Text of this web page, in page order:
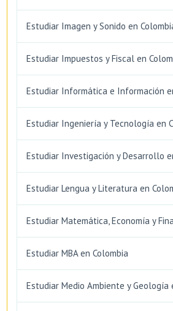
Estudiar Imagen y Sonido en
Estudiar Impuestos y Fiscal en
Estudiar Informática e Información
Estudiar Ingeniería y Tecnología en
Estudiar Investigación y Desarrollo
Estudiar Lengua y Literatura en
Estudiar Matemática, Economía y
Estudiar MBA en Colombia
Estudiar Medio Ambiente y Geología